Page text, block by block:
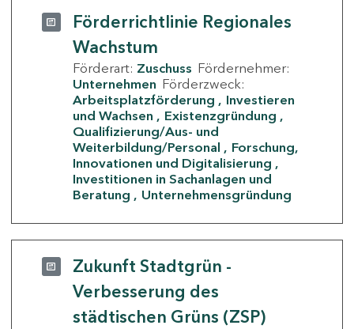
Förderrichtlinie Regionales
Wachstum
Förderart: Zuschuss Fördernehmer:
Unternehmen Förderzweck:
Arbeitsplatzförderung
Investieren
und Wachsen
Existenzgründung
Qualifizierung/Aus- und
Weiterbildung/Personal
Forschung,
Innovationen und Digitalisierung
Investitionen in Sachanlagen und
Beratung
Unternehmensgründung
Zukunft Stadtgrün -
Verbesserung des
städtischen Grüns (ZSP)